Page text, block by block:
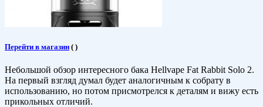
Перейти в магазин ( )
Небольшой обзор интересного бака Hellvape Fat Rabbit Solo 2.
На первый взгляд думал будет аналогичным к собрату в
использованию, но потом присмотрелся к деталям и вижу есть
прикольных отличий.